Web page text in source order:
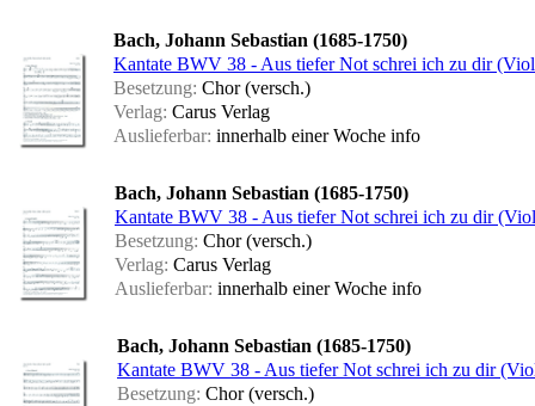
Bach, Johann Sebastian (1685-1750)
Kantate BWV 38 - Aus tiefer Not schrei ich zu dir
Besetzung: Chor (versch.)
Verlag: Carus Verlag
Auslieferbar: innerhalb einer Woche info
Bach, Johann Sebastian (1685-1750)
Kantate BWV 38 - Aus tiefer Not schrei ich zu dir
Besetzung: Chor (versch.)
Verlag: Carus Verlag
Auslieferbar: innerhalb einer Woche info
Bach, Johann Sebastian (1685-1750)
Kantate BWV 38 - Aus tiefer Not schrei ich zu dir
Besetzung: Chor (versch.)